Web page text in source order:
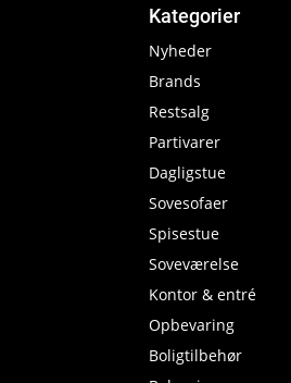
Kategorier
Nyheder
Brands
Restsalg
Partivarer
Dagligstue
Sovesofaer
Spisestue
Soveværelse
Kontor & entré
Opbevaring
Boligtilbehør